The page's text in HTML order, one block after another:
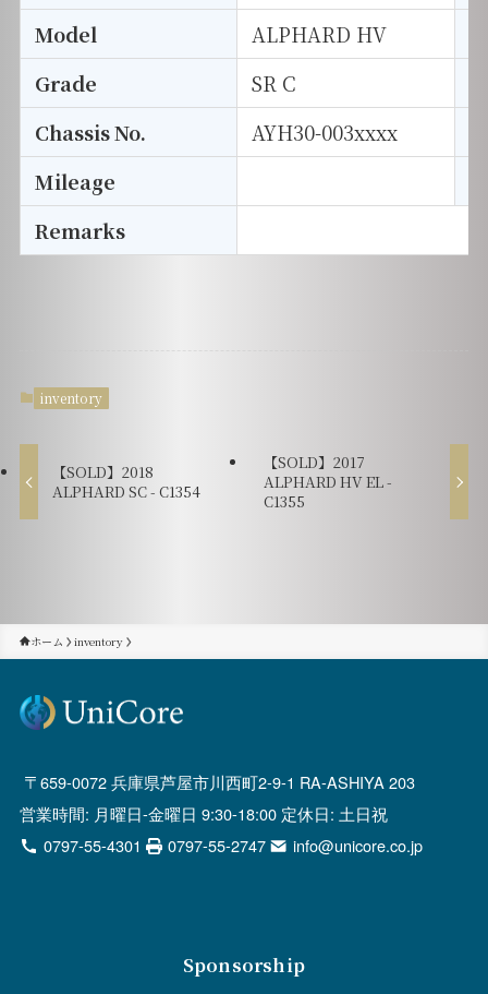
Model
ALPHARD HV
Grade
SR C
Chassis No.
AYH30-003xxxx
Mileage
Remarks
inventory
【SOLD】2018
ALPHARD SC - C1354
【SOLD】2017
ALPHARD HV EL -
C1355
ホーム inventory
659-0072 兵庫県芦屋市川西町2-9-1 RA-ASHIYA 203
営業時間: 月曜日-金曜日 9:30-18:00 定休日: 土日祝
0797-55-4301
0797-55-2747 info@unicore.co.jp
Sponsorship